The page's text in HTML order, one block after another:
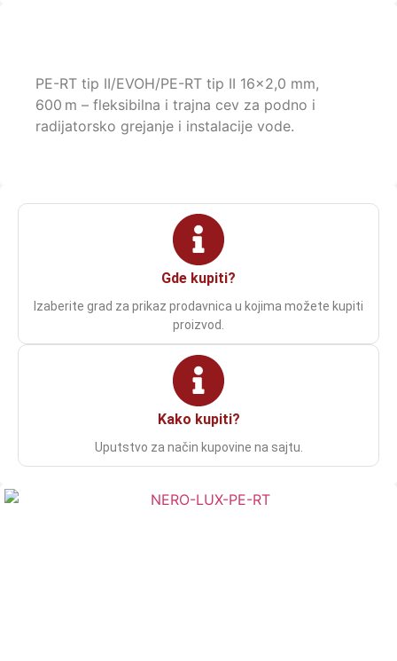
PE-RT tip II/EVOH/PE-RT tip II 16×2,0 mm,
600 m – fleksibilna i trajna cev za podno i
radijatorsko grejanje i instalacije vode.
Gde kupiti?
Izaberite grad za prikaz prodavnica u kojima možete kupiti
proizvod.
Kako kupiti?
Uputstvo za način kupovine na sajtu.